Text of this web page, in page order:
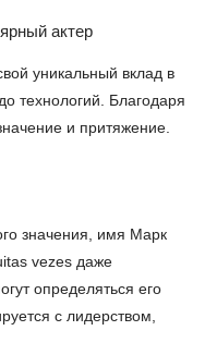
актер
уникальный вклад в
технологий. Благодаря
и притяжение.
значения, имя Марк
vezes даже
определяться его
с лидерством,